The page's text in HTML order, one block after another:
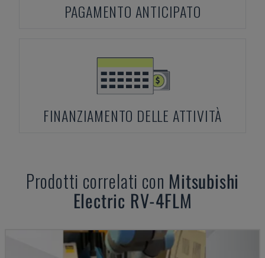
PAGAMENTO ANTICIPATO
FINANZIAMENTO DELLE ATTIVITÀ
Prodotti correlati con Mitsubishi
Electric RV-4FLM